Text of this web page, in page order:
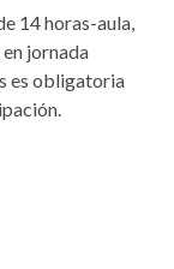
14 horas-aula,
jornada
es obligatoria